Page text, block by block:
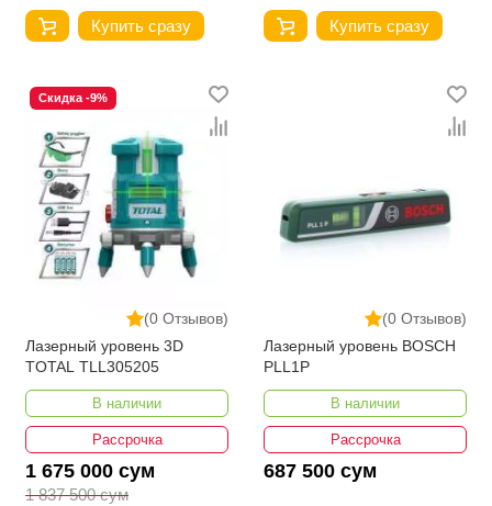
Купить сразу Купить сразу
(0 Отзывов)
Скидка -9%
Лазерный уровень 3D
TOTAL TLL305205
В наличии
Рассрочка
1 675 000 сум
1 837 500 сум
(0 Отзывов)
Лазерный уровень BOSCH
PLL1P
В наличии
Рассрочка
687 500 сум